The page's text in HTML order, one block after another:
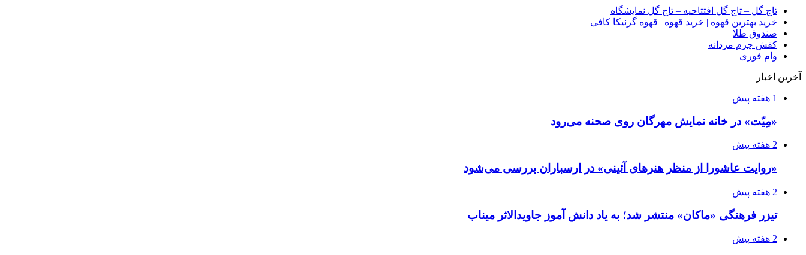
تاج گل – تاج گل افتتاحیه – تاج گل نمایشگاه
خرید بهترین قهوه | خرید قهوه | قهوه گرنیکا کافی
صندوق طلا
کفش چرم مردانه
وام فوری
آخرین اخبار
1 هفته پیش
«مِیّت» در خانه نمایش مهرگان روی صحنه می‌رود
2 هفته پیش
«روایت عاشورا از منظر هنرهای آئینی» در ارسباران بررسی می‌شود
2 هفته پیش
تیزر فرهنگی «ماکان» منتشر شد؛ به یاد دانش آموز جاویدالاثر میناب
2 هفته پیش